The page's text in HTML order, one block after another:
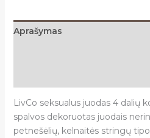
Aprašymas
LivCo seksualus juodas 4 dalių
spalvos dekoruotas juodais
petnešėlių, kelnaitės stringų